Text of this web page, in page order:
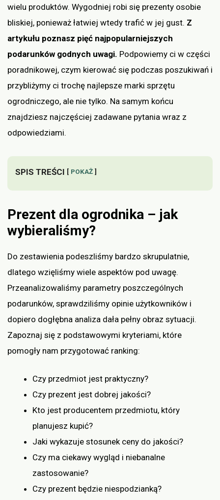
wielu produktów. Wygodniej robi się prezenty osobie
bliskiej, ponieważ łatwiej wtedy trafić w jej gust. Z
artykułu poznasz pięć najpopularniejszych
podarunków godnych uwagi. Podpowiemy ci w części
poradnikowej, czym kierować się podczas poszukiwań i
przybliżymy ci trochę najlepsze marki sprzętu
ogrodniczego, ale nie tylko. Na samym końcu
znajdziesz najczęściej zadawane pytania wraz z
odpowiedziami.
SPIS TREŚCI POKAŻ
Prezent dla ogrodnika – jak
wybieraliśmy?
Do zestawienia podeszliśmy bardzo skrupulatnie,
dlatego wzięliśmy wiele aspektów pod uwagę.
Przeanalizowaliśmy parametry poszczególnych
podarunków, sprawdziliśmy opinie użytkowników i
dopiero dogłębna analiza dała pełny obraz sytuacji.
Zapoznaj się z podstawowymi kryteriami, które
pomogły nam przygotować ranking:
Czy przedmiot jest praktyczny?
Czy prezent jest dobrej jakości?
Kto jest producentem przedmiotu, który
planujesz kupić?
Jaki wykazuje stosunek ceny do jakości?
Czy ma ciekawy wygląd i niebanalne
zastosowanie?
Czy prezent będzie niespodzianką?